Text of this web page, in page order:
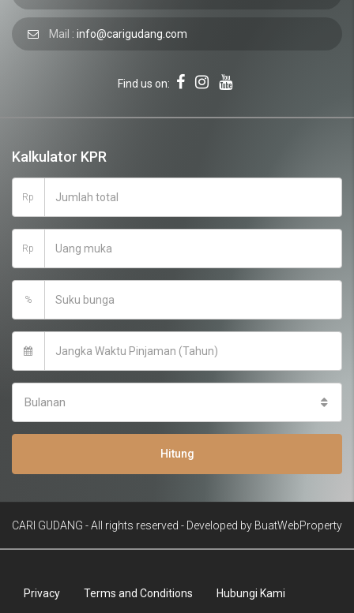
Mail : info@carigudang.com
Find us on:
Kalkulator KPR
Rp
Rp
%
Bulanan
Hitung
CARI GUDANG - All rights reserved - Developed by BuatWebProperty
Privacy Terms and Conditions Hubungi KamiNow Online